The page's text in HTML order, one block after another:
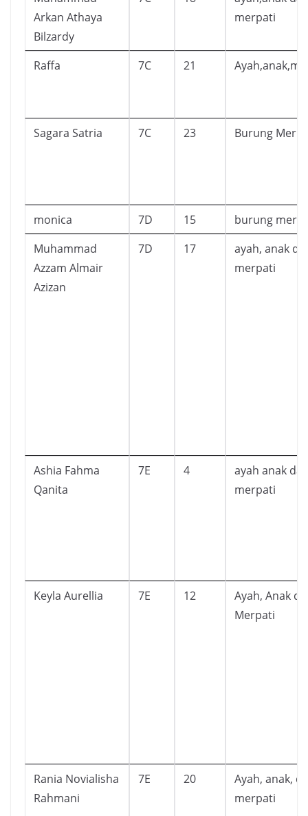
Arkan Athaya
Bilzardy
merpati
Raffa 7C 21
Sagara Satria 7C 23 Burung
monica 7D 15
burung
Muhammad
Azzam Almair
Azizan
7D 17
ayah, anak
merpati
Ashia Fahma
Qanita
7E 4
ayah anak
merpati
Keyla Aurellia 7E 12
Ayah, Anak
Merpati
Rania Novialisha
Rahmani
7E 20
Ayah, anak,
merpati